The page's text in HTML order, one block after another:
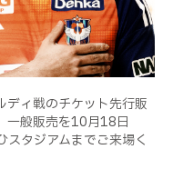
ィ戦のチケット先行販
一般販売を10月18日
スタジアムまでご来場く